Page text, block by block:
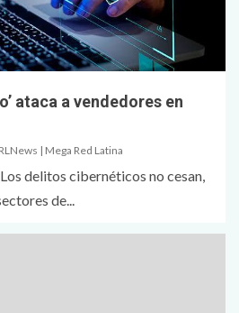
ataca a vendedores en
| Mega Red Latina
delitos cibernéticos no cesan,
de...